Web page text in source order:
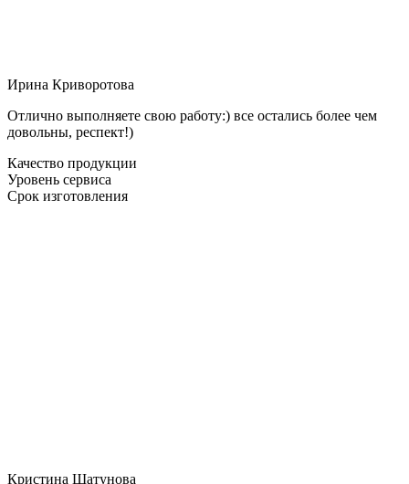
Ирина Криворотова
Отлично выполняете свою работу:) все остались более чем
довольны, респект!)
Качество продукции
Уровень сервиса
Срок изготовления
Кристина Шатунова